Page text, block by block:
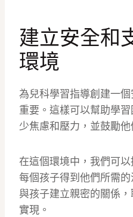
建立安全和
環境
為兒科學習指導創建一
重要。這樣可以幫助學
少焦慮和壓力，並鼓勵
在這個環境中，我們可
每個孩子得到他們所需
與孩子建立親密的關係
實現。